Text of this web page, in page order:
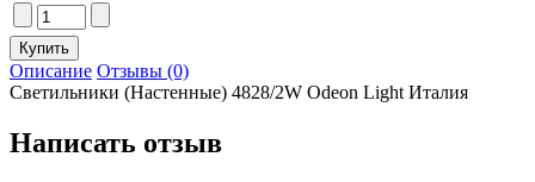
Описание Отзывы (0)
Светильники (Настенные) 4828/2W Odeon Light Италия
Написать отзыв